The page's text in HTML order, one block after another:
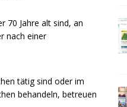
70 Jahre alt sind, an
nach einer
tätig sind oder im
behandeln, betreuen